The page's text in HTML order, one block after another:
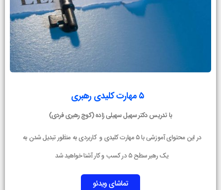
۵ مهارت کلیدی رهبری
با تدریس دکتر سهیل سهیلی زاده (کوچ رهبری فردی)
در این محتوای آموزشی با ۵ مهارت کلیدی و کاربردی به منظور تبدیل شدن به
یک رهبر سطح ۵ در کسب و کار آشنا خواهید شد
تماشای ویدئو